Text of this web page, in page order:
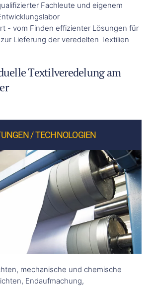
Fachleute und eigenem
- vom Finden effizienter Lösungen für
Lieferung der veredelten Textilien
Textilveredelung am
/ TECHNOLOGIEN
mechanische und chemische
Endaufmachung,